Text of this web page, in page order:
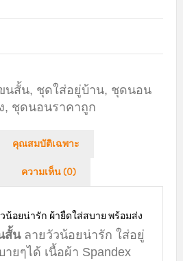
นสั้น, ชุดใส่อยู่บ้าน, ชุดนอน
, ชุดนอนราคาถูก
คุณสมบัติเฉพาะ
ความเห็น (0)
อยน่ารัก ผ้ายืดใส่สบาย พร้อมส่ง
สั้นลายวัวน้อยน่ารัก ใส่อยู่
ายๆได้ เนื้อผ้า Spandex